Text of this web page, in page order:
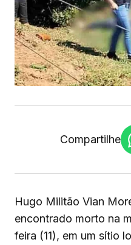
Compartilhe
Hugo Militão Vian
encontrado morto na
feira (11), em um sítio